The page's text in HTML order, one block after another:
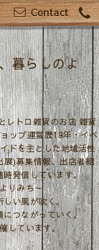
Contact
暮らしのよ
レトロ雑貨のお店 雑貨
ップ運営歴19年・イベ
ドを主とした地域活性
)募集情報、出店者紹
発信しています。
りみち～
しい風が吹く。
つながっていく。
しています。